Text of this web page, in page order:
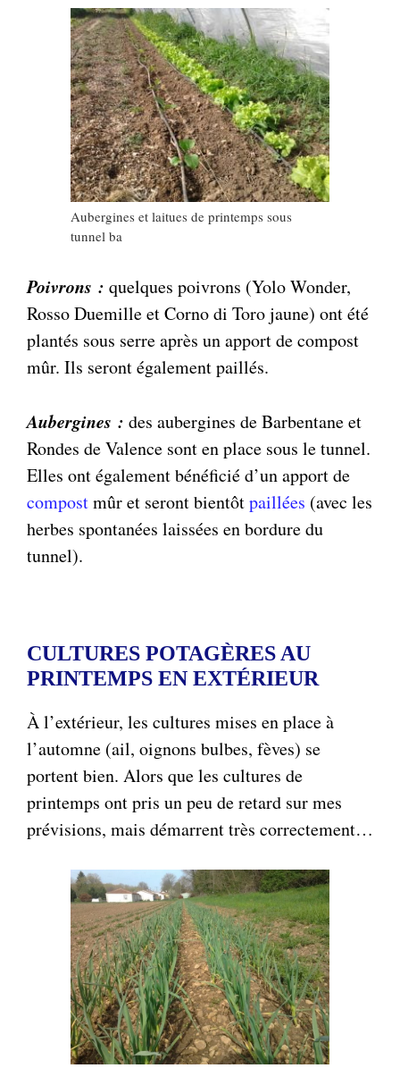
Aubergines et laitues de printemps sous
tunnel ba
Poivrons : quelques poivrons (Yolo Wonder,
Rosso Duemille et Corno di Toro jaune) ont été
plantés sous serre après un apport de compost
mûr. Ils seront également paillés.
Aubergines : des aubergines de Barbentane et
Rondes de Valence sont en place sous le tunnel.
Elles ont également bénéficié d’un apport de
compostmûr et seront bientôtpaillées (avec les
herbes spontanées laissées en bordure du
tunnel).
CULTURES POTAGÈRES AU
PRINTEMPS EN EXTÉRIEUR
À l’extérieur, les cultures mises en place à
l’automne (ail, oignons bulbes, fèves) se
portent bien. Alors que les cultures de
printemps ont pris un peu de retard sur mes
prévisions, mais démarrent très correctement…